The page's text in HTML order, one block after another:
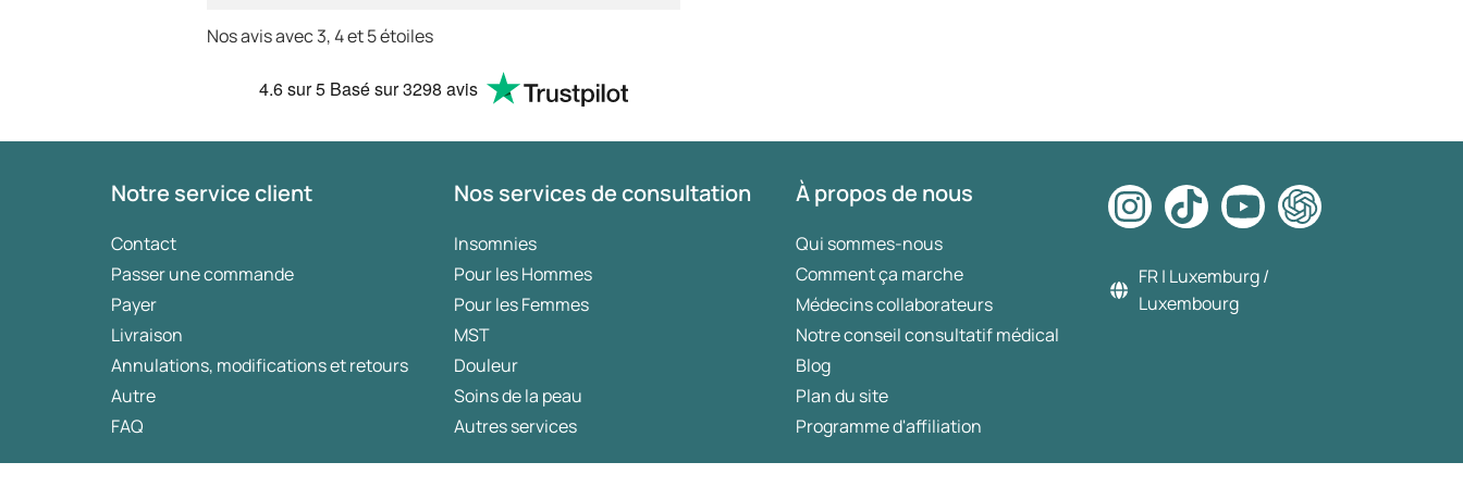
Nos avis avec 3, 4 et 5 étoiles
4.6sur 5 Basé sur3298 avis
Notre service client
Contact
Passer une commande
Payer
Livraison
Annulations, modifications et retours
Autre
FAQ
Nos services de consultation
Insomnies
Pour les Hommes
Pour les Femmes
MST
Douleur
Soins de la peau
Autres services
À propos de nous
Qui sommes-nous
Comment ça marche
Médecins collaborateurs
Notre conseil consultatif médical
Blog
Plan du site
Programme d'affiliation
FR | Luxemburg /
Luxembourg